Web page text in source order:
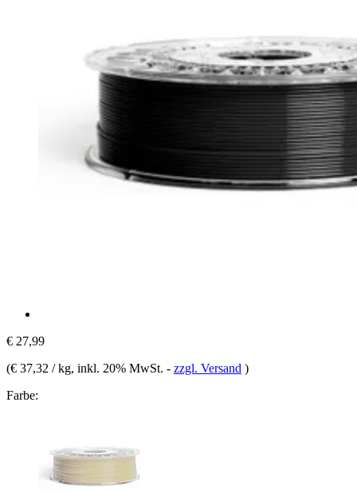
€ 27,99
(€ 37,32 / kg, inkl. 20% MwSt. - zzgl. Versand )
Farbe: